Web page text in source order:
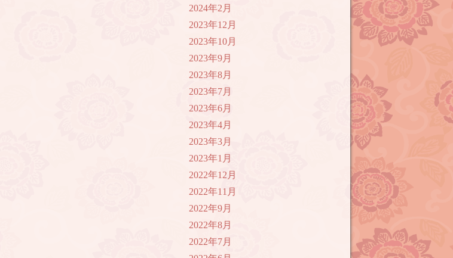
2024年2月
2023年12月
2023年10月
2023年9月
2023年8月
2023年7月
2023年6月
2023年4月
2023年3月
2023年1月
2022年12月
2022年11月
2022年9月
2022年8月
2022年7月